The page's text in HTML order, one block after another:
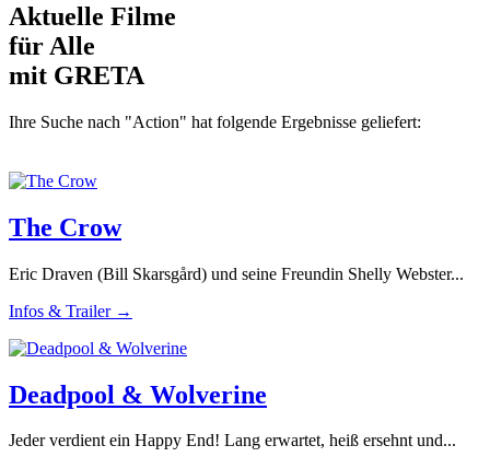
Aktuelle Filme
für Alle
mit GRETA
Ihre Suche nach "Action" hat folgende Ergebnisse geliefert:
The Crow
Eric Draven (Bill Skarsgård) und seine Freundin Shelly Webster...
Infos & Trailer →
Deadpool & Wolverine
Jeder verdient ein Happy End! Lang erwartet, heiß ersehnt und...